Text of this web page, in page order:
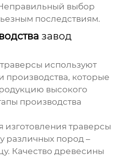
выбор
последствиям.
завод
используют
производства, которые
высокого
производства
изготовления траверсы
различных пород –
Качество древесины